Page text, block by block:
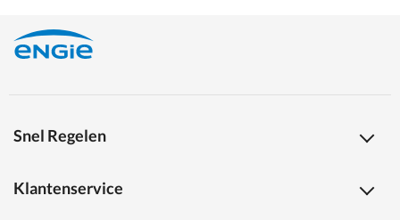
Snel Regelen
Klantenservice